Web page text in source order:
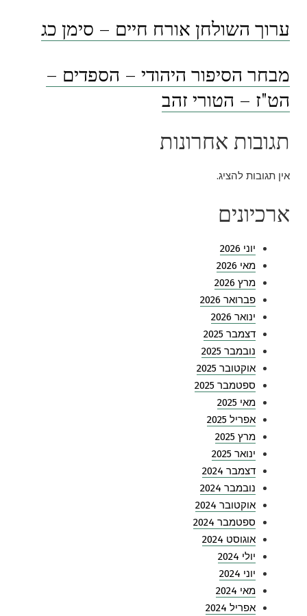
ערוך השולחן אורח חיים – סימן כג
מבחר הסיפור היהודי – הספדים –
הט"ז – הטורי זהב
תגובות אחרונות
אין תגובות להציג.
ארכיונים
יוני 2026
מאי 2026
מרץ 2026
פברואר 2026
ינואר 2026
דצמבר 2025
נובמבר 2025
אוקטובר 2025
ספטמבר 2025
מאי 2025
אפריל 2025
מרץ 2025
ינואר 2025
דצמבר 2024
נובמבר 2024
אוקטובר 2024
ספטמבר 2024
אוגוסט 2024
יולי 2024
יוני 2024
מאי 2024
אפריל 2024